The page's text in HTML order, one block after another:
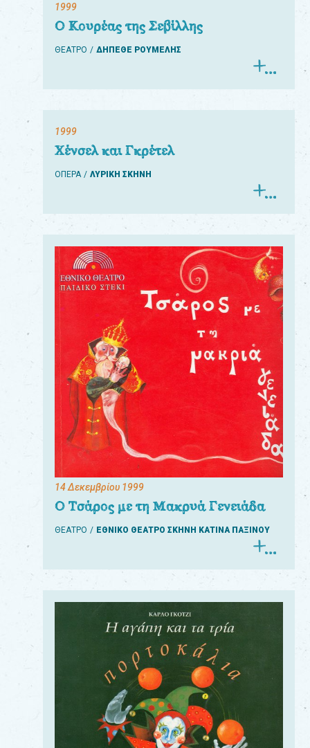
1999
Ο Κουρέας της Σεβίλλης
ΘΕΑΤΡΟ ΔΗΠΕΘΕ ΡΟΥΜΕΛΗΣ
1999
Χένσελ και Γκρέτελ
ΟΠΕΡΑ ΛΥΡΙΚΗ ΣΚΗΝΗ
14 Δεκεμβρίου 1999
Ο Τσάρος με τη Μακρυά Γενειάδα
ΘΕΑΤΡΟ ΕΘΝΙΚΟ ΘΕΑΤΡΟ ΣΚΗΝΗ ΚΑΤΙΝΑ ΠΑΞΙΝΟΥ